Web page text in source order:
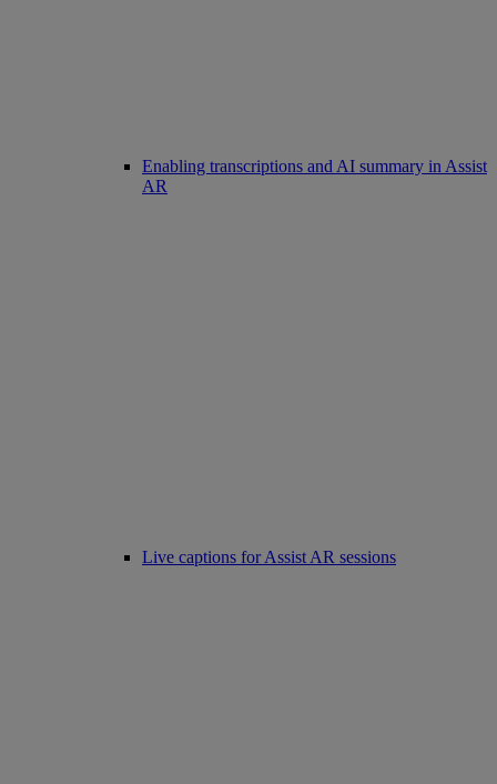
Enabling transcriptions and AI summary in Assist
AR
Live captions for Assist AR sessions